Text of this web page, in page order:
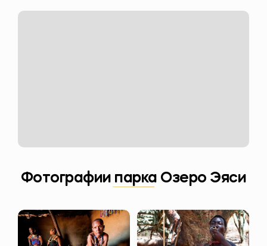
Фотографии парка Озеро Эяси